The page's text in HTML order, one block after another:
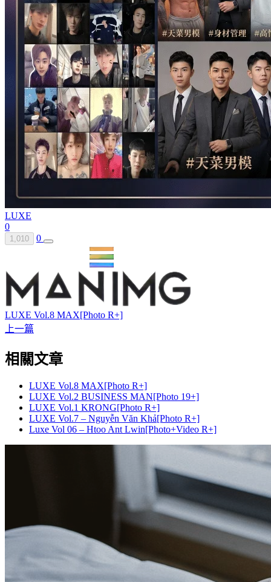
LUXE
0
1,010 0
LUXE Vol.8 MAX[Photo R+]
上一篇
相關文章
LUXE Vol.8 MAX[Photo R+]
LUXE Vol.2 BUSINESS MAN[Photo 19+]
LUXE Vol.1 KRONG[Photo R+]
LUXE Vol.7 – Nguyễn Văn Khả[Photo R+]
Luxe Vol 06 – Htoo Ant Lwin[Photo+Video R+]